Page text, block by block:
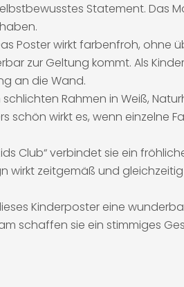
Statement. Das
Poster wirkt farbenfroh, ohne
zur Geltung kommt. Als
an die Wand.
Rahmen in Weiß,
schön wirkt es, wenn einzelne
Club“ verbindet sie ein
wirkt zeitgemäß und
Kinderposter eine
schaffen sie ein stimmiges